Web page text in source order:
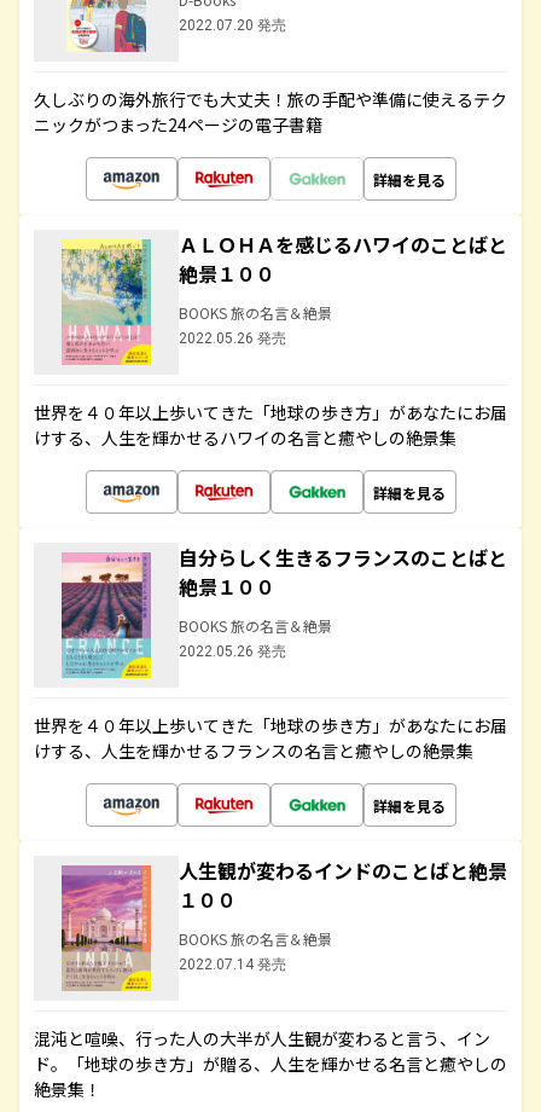
2022.07.20 発売
久しぶりの海外旅行でも大丈夫！旅の手配や準備に使えるテク
ニックがつまった24ページの電子書籍
詳細を見る
ＡＬＯＨＡを感じるハワイのことばと
絶景１００
BOOKS 旅の名言＆絶景
2022.05.26 発売
世界を４０年以上歩いてきた「地球の歩き方」があなたにお届
けする、人生を輝かせるハワイの名言と癒やしの絶景集
詳細を見る
自分らしく生きるフランスのことばと
絶景１００
BOOKS 旅の名言＆絶景
2022.05.26 発売
世界を４０年以上歩いてきた「地球の歩き方」があなたにお届
けする、人生を輝かせるフランスの名言と癒やしの絶景集
詳細を見る
人生観が変わるインドのことばと絶景
１００
BOOKS 旅の名言＆絶景
2022.07.14 発売
混沌と喧噪、行った人の大半が人生観が変わると言う、イン
ド。「地球の歩き方」が贈る、人生を輝かせる名言と癒やしの
絶景集！